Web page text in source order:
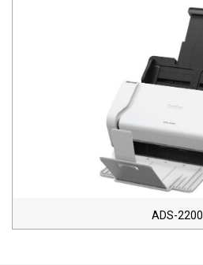
ADS-2200